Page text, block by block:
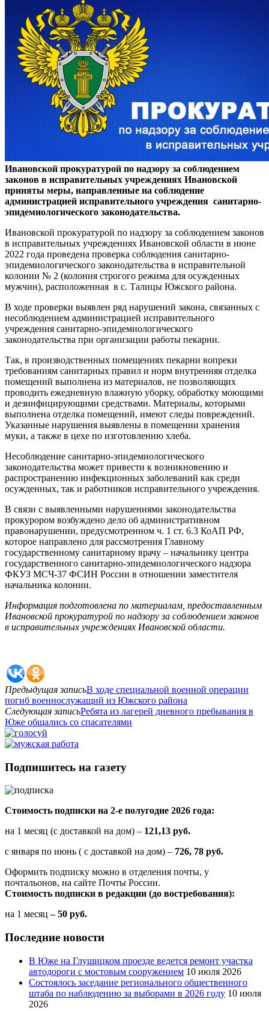
Ивановской прокуратурой по надзору за соблюдением
законов в исправительных учреждениях Ивановской
приняты меры, направленные на соблюдение
администрацией исправительного учреждения санитарно-
эпидемиологического законодательства.
Ивановской прокуратурой по надзору за соблюдением законов
в исправительных учреждениях Ивановской области в июне
2022 года проведена проверка соблюдения санитарно-
эпидемиологического законодательства в исправительной
колонии № 2 (колония строгого режима для осужденных
мужчин), расположенная в с. Талицы Южского района.
В ходе проверки выявлен ряд нарушений закона, связанных с
несоблюдением администрацией исправительного
учреждения санитарно-эпидемиологического
законодательства при организации работы пекарни.
Так, в производственных помещениях пекарни вопреки
требованиям санитарных правил и норм внутренняя отделка
помещений выполнена из материалов, не позволяющих
проводить ежедневную влажную уборку, обработку моющими
и дезинфицирующими средствами. Материалы, которыми
выполнена отделка помещений, имеют следы повреждений.
Указанные нарушения выявлены в помещении хранения
муки, а также в цехе по изготовлению хлеба.
Несоблюдение санитарно-эпидемиологического
законодательства может привести к возникновению и
распространению инфекционных заболеваний как среди
осужденных, так и работников исправительного учреждения.
В связи с выявленными нарушениями законодательства
прокурором возбуждено дело об административном
правонарушении, предусмотренном ч. 1 ст. 6.3 КоАП РФ,
которое направлено для рассмотрения Главному
государственному санитарному врачу – начальнику центра
государственного санитарно-эпидемиологического надзора
ФКУЗ МСЧ-37 ФСИН России в отношении заместителя
начальника колонии.
Информация подготовлена по материалам, предоставленным
Ивановской прокуратурой по надзору за соблюдением законов
в исправительных учреждениях Ивановской области.
Предыдущая записьВ ходе специальной военной операции
погиб военнослужащий из Южского района
Следующая записьРебята из лагерей дневного пребывания в
Юже общались со спасателями
Подпишитесь на газету
Стоимость подписки на 2-е полугодие 2026 года:
на 1 месяц (с доставкой на дом) – 121,13 руб.
с января по июнь ( с доставкой на дом) – 726, 78 руб.
Оформить подписку можно в отделения почты, у
почтальонов, на сайте Почты России.
Стоимость подписки в редакции (до востребования):
на 1 месяц – 50 руб.
Последние новости
В Юже на Глушицком проезде ведется ремонт участка
автодороги с мостовым сооружением 10 июля 2026
Состоялось заседание регионального общественного
штаба по наблюдению за выборами в 2026 году 10 июля
2026